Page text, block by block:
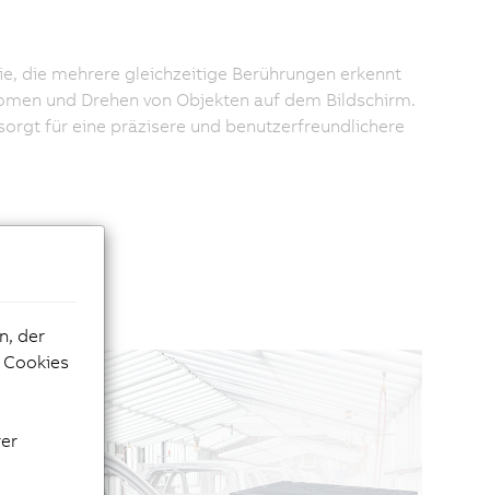
die mehrere gleichzeitige Berührungen erkennt
und Drehen von Objekten auf dem Bildschirm.
für eine präzisere und benutzerfreundlichere
der